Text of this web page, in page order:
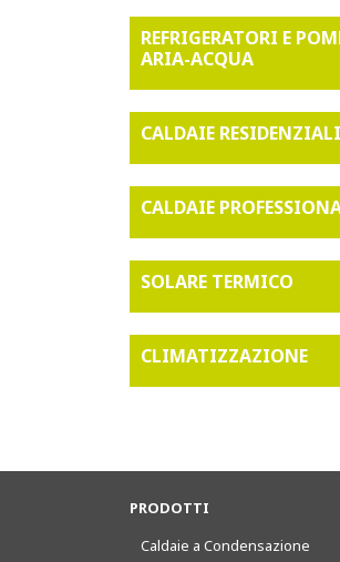
REFRIGERATORI E
ARIA-ACQUA
CALDAIE RESIDENZIALI
CALDAIE
SOLARE TERMICO
CLIMATIZZAZIONE
PRODOTTI
Caldaie a Condensazione